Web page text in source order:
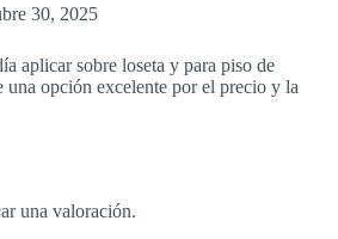
30, 2025
aplicar sobre loseta y para piso de
una opción excelente por el precio y la
una valoración.